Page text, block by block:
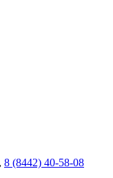
8 (8442) 40-58-08